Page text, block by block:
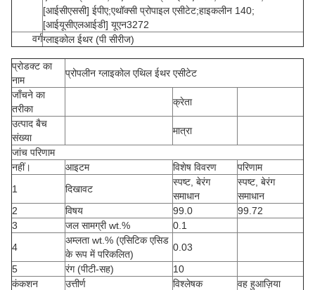
[आईसीएससी] ईपीए;एथॉक्सी प्रोपाइल एसीटेट;हाइकलीन 140;
[आईयूसीएलआईडी] यूएन3272
वर्गग्लाइकोल ईथर (पी सीरीज)
प्रोडक्ट का
नाम
प्रोपलीन ग्लाइकोल एथिल ईथर एसीटेट
जाँचने का
तरीका
क्रेता
उत्पाद बैच
संख्या
मात्रा
जांच परिणाम
नहीं।
आइटम विशेष विवरण
परिणाम
1
दिखावट
स्पष्ट, बेरंग
समाधान
स्पष्ट, बेरंग
समाधान
2
विषय 99.0
99.72
3
जल सामग्री wt.%
0.1
4
अम्लता wt.% (एसिटिक एसिड
के रूप में परिकलित)
0.03
5
रंग (पीटी-सह)
10
कंकशन
उत्तीर्ण विश्लेषक
वह हुआज़िया